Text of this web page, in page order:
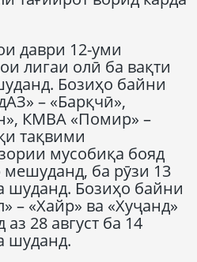
даври 12-уми
лигаи олӣ ба вақти
Бозиҳо байни
– «Барқчӣ»,
КМВА «Помир» –
тақвими
мусобиқа бояд
мешуданд, ба рӯзи 13
шуданд. Бозиҳо байни
– «Хайр» ва «Хуҷанд»
28 август ба 14
шуданд.